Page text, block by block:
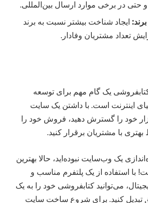
در برخی موارد ارسال بین‌المللی.
: ایجاد شناخت بیشتر نسبت به برند
تعداد مشتریان وفادار.
یک گام مهم برای توسعه
اینترنت است. با داشتن یک سایت
خود را گسترش دهید، فروش خود را
بهتری با مشتریان برقرار کنید.
یک وب‌سایت نبوده‌اید، حالا بهترین
با استفاده از یک پلتفرم مناسب و
می‌توانید کتابفروشی خود را به یک
تبدیل کنید. برای شروع ساخت سایت